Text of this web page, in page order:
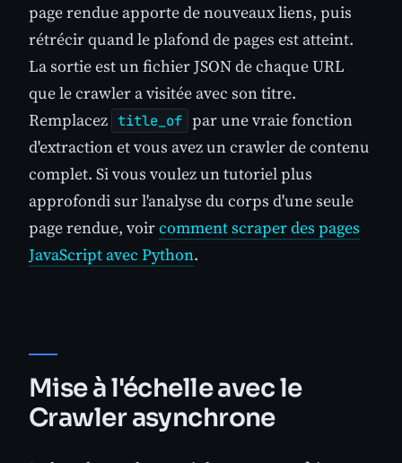
page rendue apporte de nouveaux liens, puis
rétrécir quand le plafond de pages est atteint.
La sortie est un fichier JSON de chaque URL
que le crawler a visitée avec son titre.
Remplacez title_of par une vraie fonction
d'extraction et vous avez un crawler de contenu
complet. Si vous voulez un tutoriel plus
approfondi sur l'analyse du corps d'une seule
page rendue, voircomment scraper des pages
JavaScript avec Python.
Mise à l'échelle avec le
Crawler asynchrone